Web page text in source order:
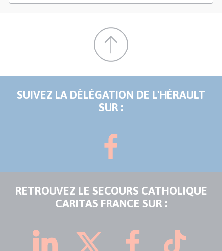
SUIVEZ LA DÉLÉGATION DE L'HÉRAULT
SUR :
RETROUVEZ LE SECOURS CATHOLIQUE
CARITAS FRANCE SUR :